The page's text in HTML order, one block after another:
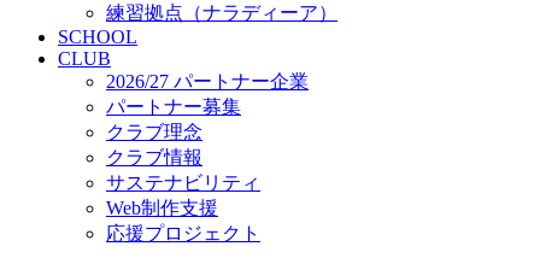
練習拠点（ナラディーア）
SCHOOL
CLUB
2026/27 パートナー企業
パートナー募集
クラブ理念
クラブ情報
サステナビリティ
Web制作支援
応援プロジェクト